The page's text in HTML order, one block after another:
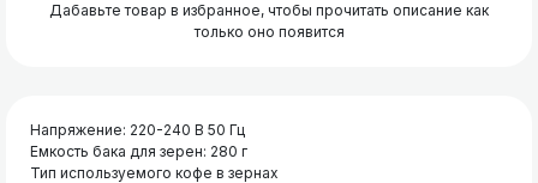
Дабавьте товар в избранное, чтобы прочитать описание как
только оно появится
Напряжение: 220-240 В 50 Гц
Емкость бака для зерен: 280 г
Тип используемого кофе в зернах